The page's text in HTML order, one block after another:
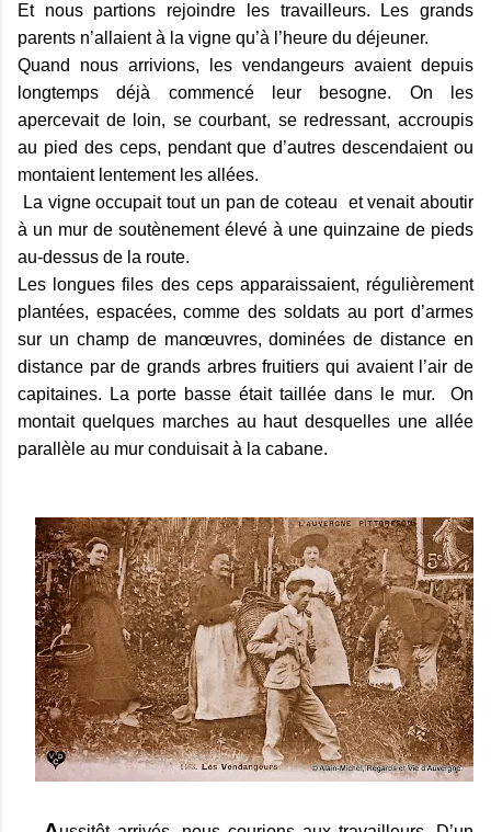
Et nous partions rejoindre les travailleurs. Les grands
parents n’allaient à la vigne qu’à l’heure du déjeuner.
Quand nous arrivions, les vendangeurs avaient depuis
longtemps déjà commencé leur besogne. On les
apercevait de loin, se courbant, se redressant, accroupis
au pied des ceps, pendant que d’autres descendaient ou
montaient lentement les allées.
La vigne occupait tout un pan de coteau et venait aboutir
à un mur de soutènement élevé à une quinzaine de pieds
au-dessus de la route.
Les longues files des ceps apparaissaient, régulièrement
plantées, espacées, comme des soldats au port d’armes
sur un champ de manœuvres, dominées de distance en
distance par de grands arbres fruitiers qui avaient l’air de
capitaines. La porte basse était taillée dans le mur. On
montait quelques marches au haut desquelles une allée
parallèle au mur conduisait à la cabane.